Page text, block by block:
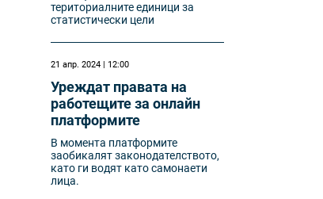
териториалните единици за
статистически цели
21 апр. 2024 | 12:00
Уреждат правата на
работещите за онлайн
платформите
В момента платформите
заобикалят законодателството,
като ги водят като самонаети
лица.